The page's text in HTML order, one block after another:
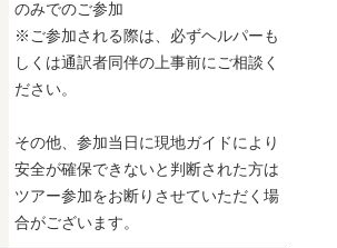
のみでのご参加
※ご参加される際は、必ずヘルパーも
しくは通訳者同伴の上事前にご相談く
ださい。
その他、参加当日に現地ガイドにより
安全が確保できないと判断された方は
ツアー参加をお断りさせていただく場
合がございます。